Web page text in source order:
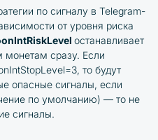
по сигналу в Telegram-
от уровня риска
останавливает
монетам сразу. Если
то будут
опасные сигналы, если
по умолчанию) — то не
сигналы.